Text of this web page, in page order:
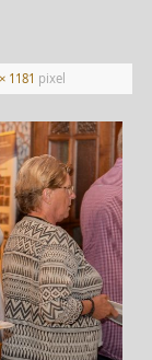
1181 pixel